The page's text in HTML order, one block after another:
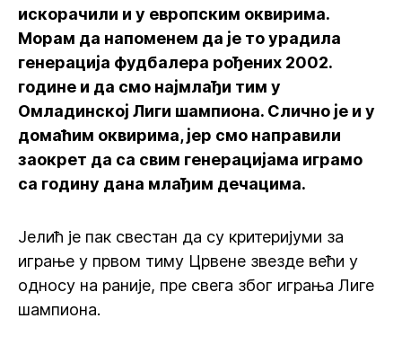
искорачили и у европским оквирима.
Морам да напоменем да је то урадила
генерација фудбалера рођених 2002.
године и да смо најмлађи тим у
Омладинској Лиги шампиона. Слично је и у
домаћим оквирима, јер смо направили
заокрет да са свим генерацијама играмо
са годину дана млађим дечацима.
Јелић је пак свестан да су критеријуми за
играње у првом тиму Црвене звезде већи у
односу на раније, пре свега због играња Лиге
шампиона.